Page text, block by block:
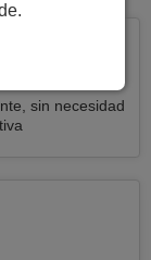
sin necesidad